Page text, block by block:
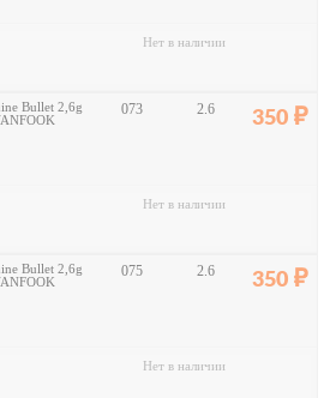
Нет в наличии
Bullet 2,6g
073 2.6 350
Нет в наличии
Bullet 2,6g
075 2.6 350
Нет в наличии